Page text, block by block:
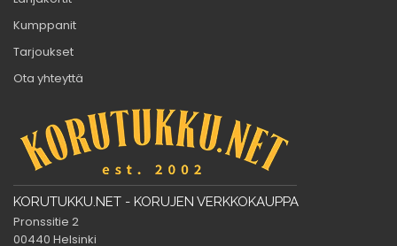
Kumppanit
Tarjoukset
Ota yhteyttä
KORUTUKKU.NET - KORUJEN VERKKOKAUPPA
Pronssitie 2
00440 Helsinki